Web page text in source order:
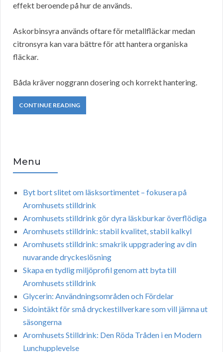
effekt beroende på hur de används.
Askorbinsyra används oftare för metallfläckar medan
citronsyra kan vara bättre för att hantera organiska
fläckar.
Båda kräver noggrann dosering och korrekt hantering.
CONTINUE READING
Menu
Byt bort slitet om läsksortimentet – fokusera på
Aromhusets stilldrink
Aromhusets stilldrink gör dyra läskburkar överflödiga
Aromhusets stilldrink: stabil kvalitet, stabil kalkyl
Aromhusets stilldrink: smakrik uppgradering av din
nuvarande dryckeslösning
Skapa en tydlig miljöprofil genom att byta till
Aromhusets stilldrink
Glycerin: Användningsområden och Fördelar
Sidointäkt för små dryckestillverkare som vill jämna ut
säsongerna
Aromhusets Stilldrink: Den Röda Tråden i en Modern
Lunchupplevelse